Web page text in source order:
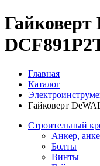
Гайковерт
Главная
Каталог
Гайковерт
Строительный
Анкер,
Болты
Винты